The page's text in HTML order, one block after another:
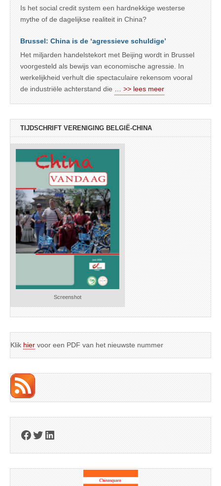
Is het social credit system een hardnekkige westerse
mythe of de dagelijkse realiteit in China?
Brussel: China is de ‘agressieve schuldige’
Het miljarden handelstekort met Beijing wordt in Brussel
voorgesteld als bewijs van economische agressie. In
werkelijkheid verhult die spectaculaire rekensom vooral
de industriële achterstand die
… >> lees meer
TIJDSCHRIFT VERENIGING BELGIË-CHINA
Screenshot
Klik hier voor een PDF van het nieuwste nummer
Facebook
Twitter
LinkedIn